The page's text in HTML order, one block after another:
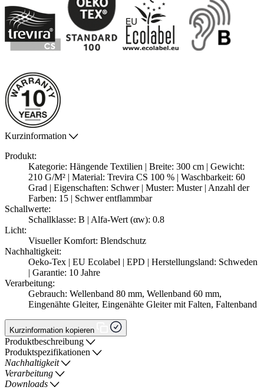
Kurzinformation
Produkt:
Kategorie: Hängende Textilien | Breite: 300 cm | Gewicht:
210 G/M² | Material: Trevira CS 100 % | Waschbarkeit: 60
Grad | Eigenschaften: Schwer | Muster: Muster | Anzahl der
Farben: 15 | Schwer entflammbar
Schallwerte:
Schallklasse: B | Alfa-Wert (αw): 0.8
Licht:
Visueller Komfort: Blendschutz
Nachhaltigkeit:
Oeko-Tex | EU Ecolabel | EPD | Herstellungsland: Schweden
| Garantie: 10 Jahre
Verarbeitung:
Gebrauch: Wellenband 80 mm, Wellenband 60 mm,
Eingenähte Gleiter, Eingenähte Gleiter mit Falten, Faltenband
Kurzinformation kopieren
Produktbeschreibung
Produktspezifikationen
Nachhaltigkeit
Verarbeitung
Downloads